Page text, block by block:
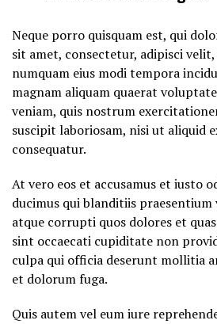
Neque porro quisquam est, qui
sit amet, consectetur, adipisci velit,
numquam eius modi tempora
magnam aliquam quaerat
veniam, quis nostrum
suscipit laboriosam, nisi ut aliquid
consequatur.
At vero eos et accusamus et iusto
ducimus qui blanditiis
atque corrupti quos dolores et
sint occaecati cupiditate non
culpa qui officia deserunt mollitia
et dolorum fuga.
Quis autem vel eum iure